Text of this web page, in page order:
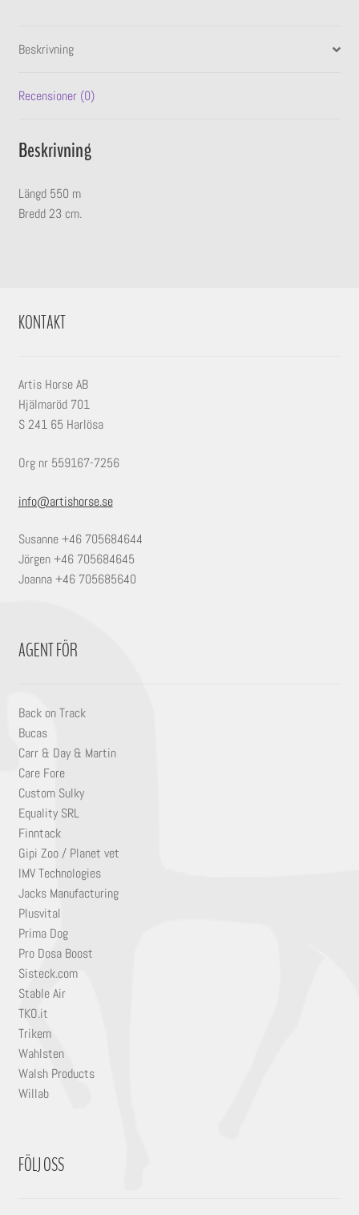
Beskrivning
Recensioner (0)
Beskrivning
Längd 550 m
Bredd 23 cm.
KONTAKT
Artis Horse AB
Hjälmaröd 701
S 241 65 Harlösa
Org nr 559167-7256
info@artishorse.se
Susanne +46 705684644
Jörgen +46 705684645
Joanna +46 705685640
AGENT FÖR
Back on Track
Bucas
Carr & Day & Martin
Care Fore
Custom Sulky
Equality SRL
Finntack
Gipi Zoo / Planet vet
IMV Technologies
Jacks Manufacturing
Plusvital
Prima Dog
Pro Dosa Boost
Sisteck.com
Stable Air
TKO.it
Trikem
Wahlsten
Walsh Products
Willab
FÖLJ OSS